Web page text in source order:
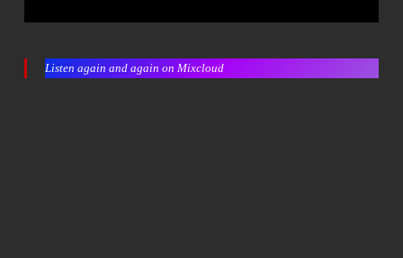
Listen again and again on Mixcloud